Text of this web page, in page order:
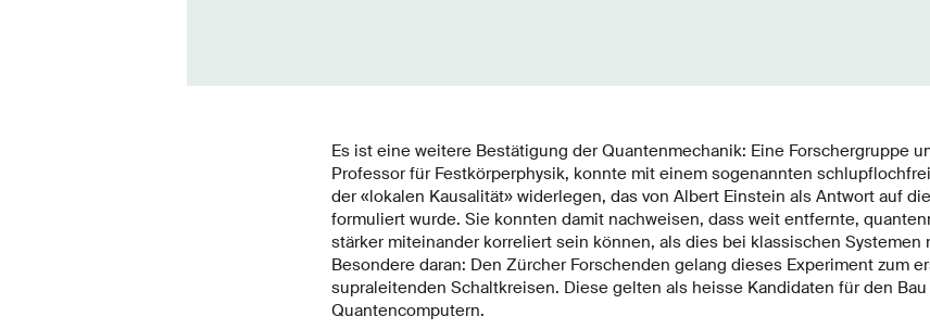
Es ist eine weitere Bestätigung der Quantenmechanik: Eine Forschergruppe
Professor für Festkörperphysik, konnte mit einem sogenannten
der «lokalen Kausalität» widerlegen, das von Albert Einstein als Antwort auf
formuliert wurde. Sie konnten damit nachweisen, dass weit entfernte,
stärker miteinander korreliert sein können, als dies bei klassischen Systemen
Besondere daran: Den Zürcher Forschenden gelang dieses Experiment zum
supraleitenden Schaltkreisen. Diese gelten als heisse Kandidaten für den
Quantencomputern.